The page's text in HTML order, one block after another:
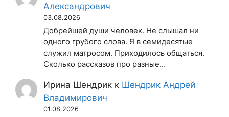
Александрович
03.08.2026
Добрейшей души человек. Не слышал ни
одного грубого слова. Я в семидесятые
служил матросом. Приходилось общаться.
Сколько рассказов про разные…
Ирина Шендрик к Шендрик Андрей
Владимирович
01.08.2026